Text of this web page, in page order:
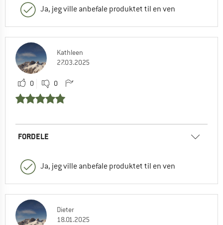
Ja, jeg ville anbefale produktet til en ven
Kathleen
27.03.2025
0 0
FORDELE
Ja, jeg ville anbefale produktet til en ven
Dieter
18.01.2025